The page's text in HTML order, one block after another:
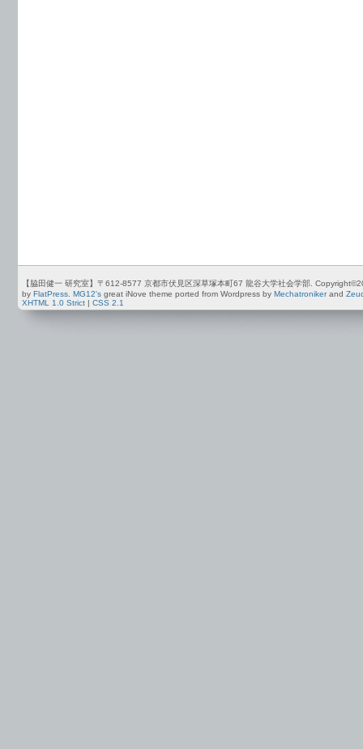
【脇田健一 研究室】〒612-8577 京都市伏見区深草塚本町67 龍谷大学社会学部.
by FlatPress. MG12's great iNove theme ported from Wordpress by Mechatronikerand
XHTML 1.0 Strict
CSS 2.1